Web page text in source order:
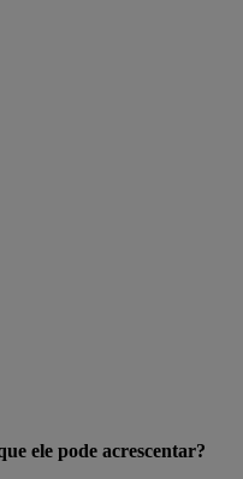
ele pode acrescentar?